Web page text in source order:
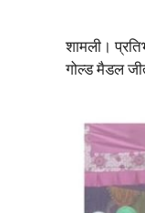
शामली।
गोल्ड मैडल